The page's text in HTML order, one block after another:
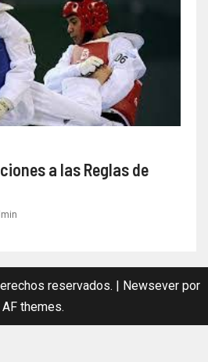
a las Reglas de
reservados. | Newseverpor
AF themes.